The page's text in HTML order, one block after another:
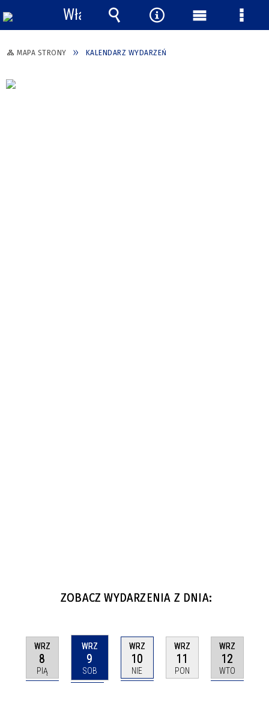
MAPA STRONY KALENDARZ WYDARZEŃ
ZOBACZ WYDARZENIA Z DNIA:
WRZ
8
PIĄ
WRZ
9
SOB
WRZ
10
NIE
WRZ
11
PON
WRZ
12
WTO
Włącz
powiadomienia
Wyszukiwarka
Narzędzia
Menu Menu